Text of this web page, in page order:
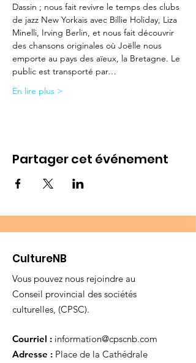
Dassin ; nous fait revivre le temps des clubs
de jazz New Yorkais avec Billie Holiday, Liza
Minelli, Irving Berlin, et nous fait découvrir
des chansons originales où Joëlle nous
emporte au pays des aïeux, la Bretagne. Le
public est transporté par…
En lire plus >
Partager cet événement
CultureNB
Vous pouvez nous rejoindre au
Conseil provincial des sociétés
culturelles, (CPSC).
Courriel : information@cpscnb.com
Adresse : Place de la Cathédrale